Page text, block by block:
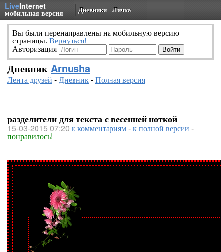
LiveInternet
мобильная версия Дневники Личка
Вы были перенаправлены на мобильную версию
страницы. Вернуться!
Авторизация
Дневник Arnusha
Лента друзей -Дневник-Полная версия
разделители для текста с весенней ноткой
15-03-2015 07:20 к комментариям-к полной версии -
понравилось!